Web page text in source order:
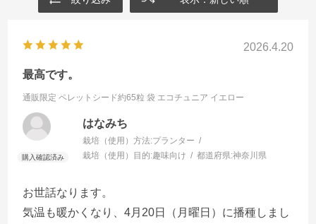
2026.4.20
最高です。
通販限定 ペレットシード約65粒 袋 エコチュニア イエロー
はなみち
栽培（使用）方法:プランター
栽培（使用）目的:趣味向け 都道府県:神奈川県
お世話なります。
気温も暖かくなり、4月20日（月曜日）に播種しまし